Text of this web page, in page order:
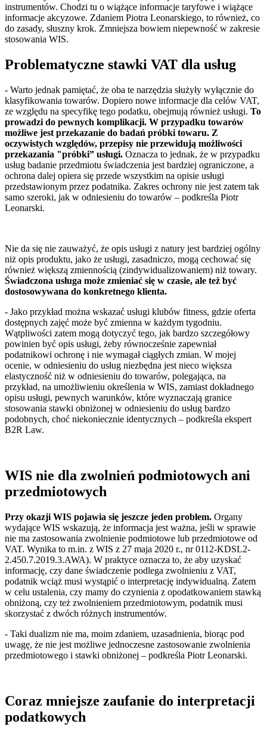
instrumentów. Chodzi tu o wiążące informacje taryfowe i wiążące
informacje akcyzowe. Zdaniem Piotra Leonarskiego, to również, co
do zasady, słuszny krok. Zmniejsza bowiem niepewność w zakresie
stosowania WIS.
Problematyczne stawki VAT dla usług
- Warto jednak pamiętać, że oba te narzędzia służyły wyłącznie do
klasyfikowania towarów. Dopiero nowe informacje dla celów VAT,
ze względu na specyfikę tego podatku, obejmują również usługi. To
prowadzi do pewnych komplikacji. W przypadku towarów
możliwe jest przekazanie do badań próbki towaru. Z
oczywistych względów, przepisy nie przewidują możliwości
przekazania "próbki” usługi. Oznacza to jednak, że w przypadku
usług badanie przedmiotu świadczenia jest bardziej ograniczone, a
ochrona dalej opiera się przede wszystkim na opisie usługi
przedstawionym przez podatnika. Zakres ochrony nie jest zatem tak
samo szeroki, jak w odniesieniu do towarów – podkreśla Piotr
Leonarski.
Nie da się nie zauważyć, że opis usługi z natury jest bardziej ogólny
niż opis produktu, jako że usługi, zasadniczo, mogą cechować się
również większą zmiennością (zindywidualizowaniem) niż towary.
Świadczona usługa może zmieniać się w czasie, ale też być
dostosowywana do konkretnego klienta.
- Jako przykład można wskazać usługi klubów fitness, gdzie oferta
dostępnych zajęć może być zmienna w każdym tygodniu.
Wątpliwości zatem mogą dotyczyć tego, jak bardzo szczegółowy
powinien być opis usługi, żeby równocześnie zapewniał
podatnikowi ochronę i nie wymagał ciągłych zmian. W mojej
ocenie, w odniesieniu do usług niezbędna jest nieco większa
elastyczność niż w odniesieniu do towarów, polegająca, na
przykład, na umożliwieniu określenia w WIS, zamiast dokładnego
opisu usługi, pewnych warunków, które wyznaczają granice
stosowania stawki obniżonej w odniesieniu do usług bardzo
podobnych, choć niekoniecznie identycznych – podkreśla ekspert
B2R Law.
WIS nie dla zwolnień podmiotowych ani
przedmiotowych
Przy okazji WIS pojawia się jeszcze jeden problem. Organy
wydające WIS wskazują, że informacja jest ważna, jeśli w sprawie
nie ma zastosowania zwolnienie podmiotowe lub przedmiotowe od
VAT. Wynika to m.in. z WIS z 27 maja 2020 r., nr 0112-KDSL2-
2.450.7.2019.3.AWA). W praktyce oznacza to, że aby uzyskać
informację, czy dane świadczenie podlega zwolnieniu z VAT,
podatnik wciąż musi wystąpić o interpretację indywidualną. Zatem
w celu ustalenia, czy mamy do czynienia z opodatkowaniem stawką
obniżoną, czy też zwolnieniem przedmiotowym, podatnik musi
skorzystać z dwóch różnych instrumentów.
- Taki dualizm nie ma, moim zdaniem, uzasadnienia, biorąc pod
uwagę, że nie jest możliwe jednoczesne zastosowanie zwolnienia
przedmiotowego i stawki obniżonej – podkreśla Piotr Leonarski.
Coraz mniejsze zaufanie do interpretacji
podatkowych